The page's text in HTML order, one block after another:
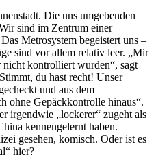
Die uns umgebenden
sind im Zentrum einer
Metrosystem begeistert uns –
sind vor allem relativ leer. „Mir
kontrolliert wurden“, sagt
du hast recht! Unser
und aus dem
ohne Gepäckkontrolle hinaus“.
irgendwie „lockerer“ zugeht als
kennengelernt haben.
gesehen, komisch. Oder ist es
hier?